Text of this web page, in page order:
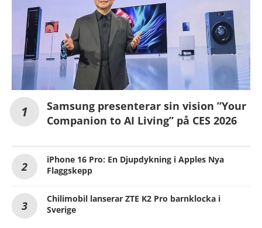
Samsung presenterar sin vision ”Your
Companion to AI Living” på CES 2026
iPhone 16 Pro: En Djupdykning i Apples Nya
Flaggskepp
Chilimobil lanserar ZTE K2 Pro barnklocka i
Sverige